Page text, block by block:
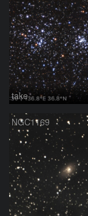
take
NGC1169